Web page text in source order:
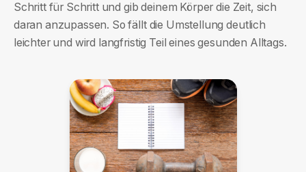
Schritt für Schritt und gib deinem Körper die Zeit, sich
daran anzupassen. So fällt die Umstellung deutlich
leichter und wird langfristig Teil eines gesunden Alltags.